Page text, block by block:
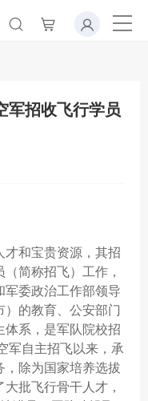
军招收飞行学员
和宝贵资源，其招
简称招飞）工作，
军委政治工作部领导
的教育、公安部门
体系，是军队院校招
军自主招飞以来，承
，除为国家培养选拔
批飞行骨干人才，